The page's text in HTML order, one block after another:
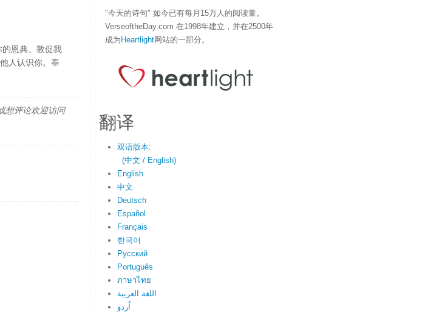
恩典。敦促我
人认识你。奉
想评论欢迎访问
"今天的诗句" 如今已有每月15万人的阅读量。
VerseoftheDay.com 在1998年建立，并在2500年
成为 Heartlight网站的一部分。
翻译
双语版本:
(中文 / English)
English
中文
Deutsch
Español
Français
한국어
Русский
Português
ภาษาไทย
اللغة العربية
اُردو